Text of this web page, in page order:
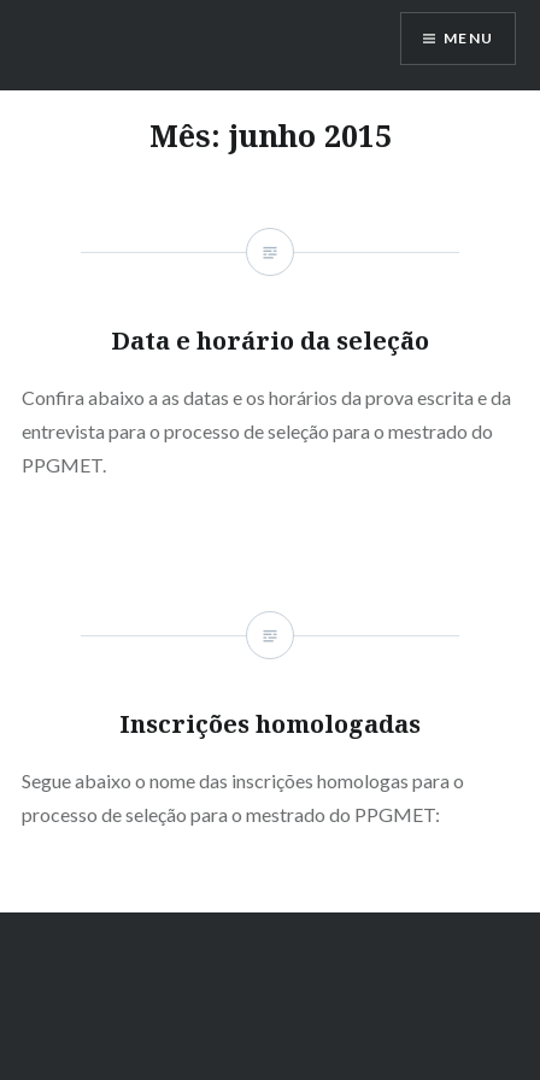
MENU
Mês: junho 2015
Data e horário da seleção
Confira abaixo a as datas e os horários da prova escrita e da
entrevista para o processo de seleção para o mestrado do
PPGMET.
Inscrições homologadas
Segue abaixo o nome das inscrições homologas para o
processo de seleção para o mestrado do PPGMET: